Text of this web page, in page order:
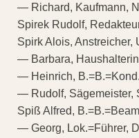
— Richard, Kaufmann,
Spirek Rudolf,
Spirk Alois, Anstreicher,
— Barbara,
— Heinrich,
— Rudolf, Sägemeister,
Spiß Alfred,
— Georg, Lok.=Führer,